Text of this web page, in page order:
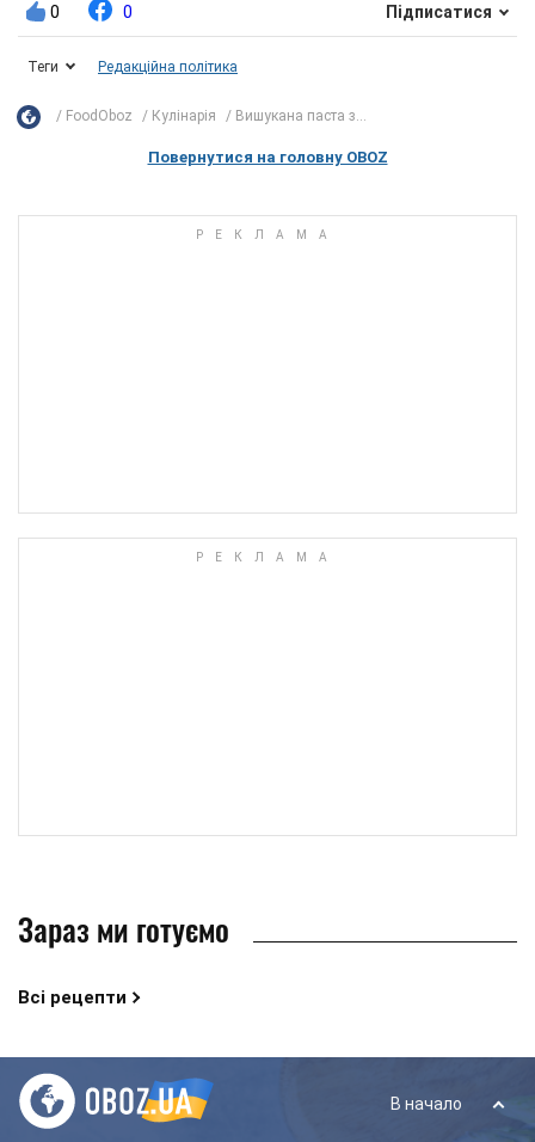
0 0 Підписатися
Теги Редакційна політика
FoodOboz Кулінарія Вишукана паста з...
Повернутися на головну OBOZ
Зараз ми готуємо
Всі рецепти
В начало